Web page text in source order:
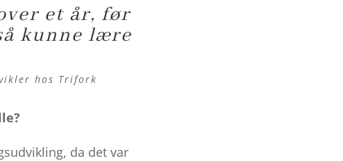
et år, før
kunne lære
hos Trifork
da det var